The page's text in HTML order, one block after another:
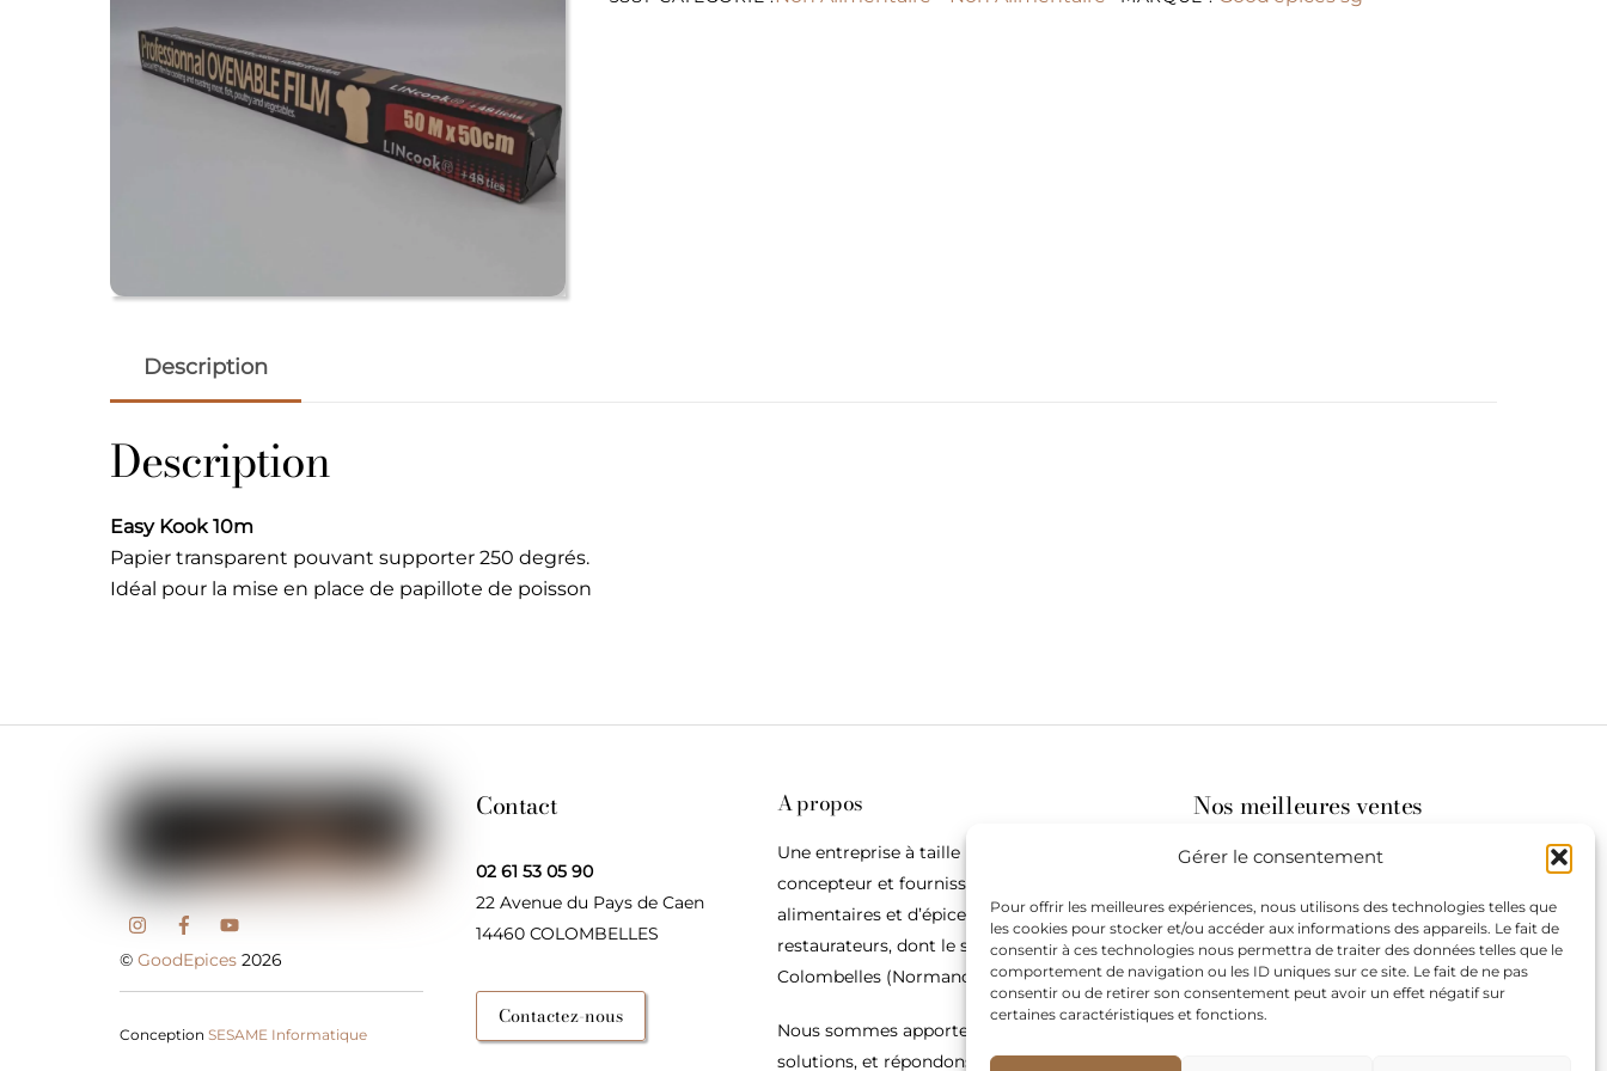
Gérer le consentement
Pour offrir les meilleures expériences, nous utilisons des technologies telles que
les cookies pour stocker et/ou accéder aux informations des appareils. Le fait de
consentir à ces technologies nous permettra de traiter des données telles que le
comportement de navigation ou les ID uniques sur ce site. Le fait de ne pas
consentir ou de retirer son consentement peut avoir un effet négatif sur
certaines caractéristiques et fonctions.
Description
Description
Easy Kook 10m
Papier transparent pouvant supporter 250 degrés.
Idéal pour la mise en place de papillote de poisson
©GoodEpices 2026
ConceptionSESAME Informatique
Contact
02 61 53 05 90
22 Avenue du Pays de Caen
14460 COLOMBELLES
Contactez-nous
A propos
Une entreprise à taille humaine,
concepteur et fournisseur de produits
alimentaires et d’épices pour les
restaurateurs, dont le siège social est à
Colombelles (Normandie).
Nous sommes apporteurs d’idées, de
solutions, et répondons présents pour les
Nos meilleures ventes